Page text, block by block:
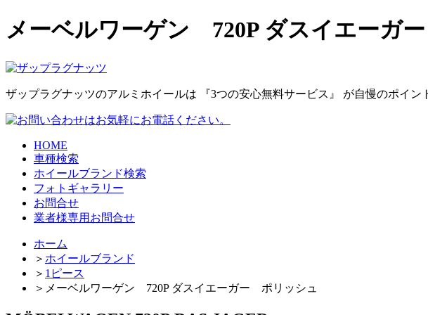
メーベルワーゲン 720P ダスイエーガ
ザップラグナッツのアルミホイールは 『3つの安心無料サービス』 が自慢のポイン
HOME
車種検索
ホイールブランド検索
フォトギャラリー
お問合せ
業者様専用お問合せ
ホーム
＞ ホイールブランド
＞ 1ピース
＞ メーベルワーゲン 720P ダスイエーガー ポリッシュ